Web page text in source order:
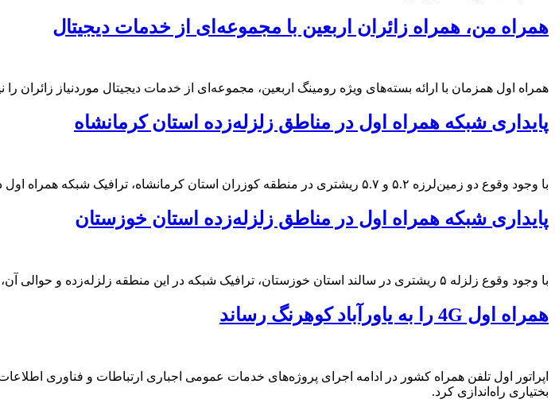
همراه من، همراه زائران اربعین با مجموعه‌ای از خدمات دیجیتال
همراه اول همزمان با ارائه بسته‌های ویژه رومینگ اربعین، مجموعه‌ای از خدمات دیجیتال موردنیاز زائران را
پایداری شبکه همراه اول در مناطق زلزله‌زده استان کرمانشاه
با وجود وقوع دو زمین‌لرزه ۵.۲ و ۵.۷ ریشتری در منطقه کوزران استان کرمانشاه، ترافیک شبکه همراه اول در این منطقه و حوالی آن، روان و بدون اختلال است.
پایداری شبکه همراه اول در مناطق زلزله‌زده استان خوزستان
با وجود وقوع زلزله ۵ ریشتری در سالند استان خوزستان، ترافیک شبکه در این منطقه زلزله‌زده و حوالی آن، روان و بدون اختلال است.
همراه اول 4G را به یاورآباد کوهرنگ رساند
بختیاری راه‌اندازی کرد.